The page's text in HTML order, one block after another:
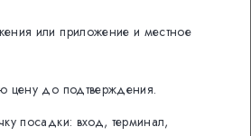
или приложение и местное
цену до подтверждения.
посадки: вход, терминал,